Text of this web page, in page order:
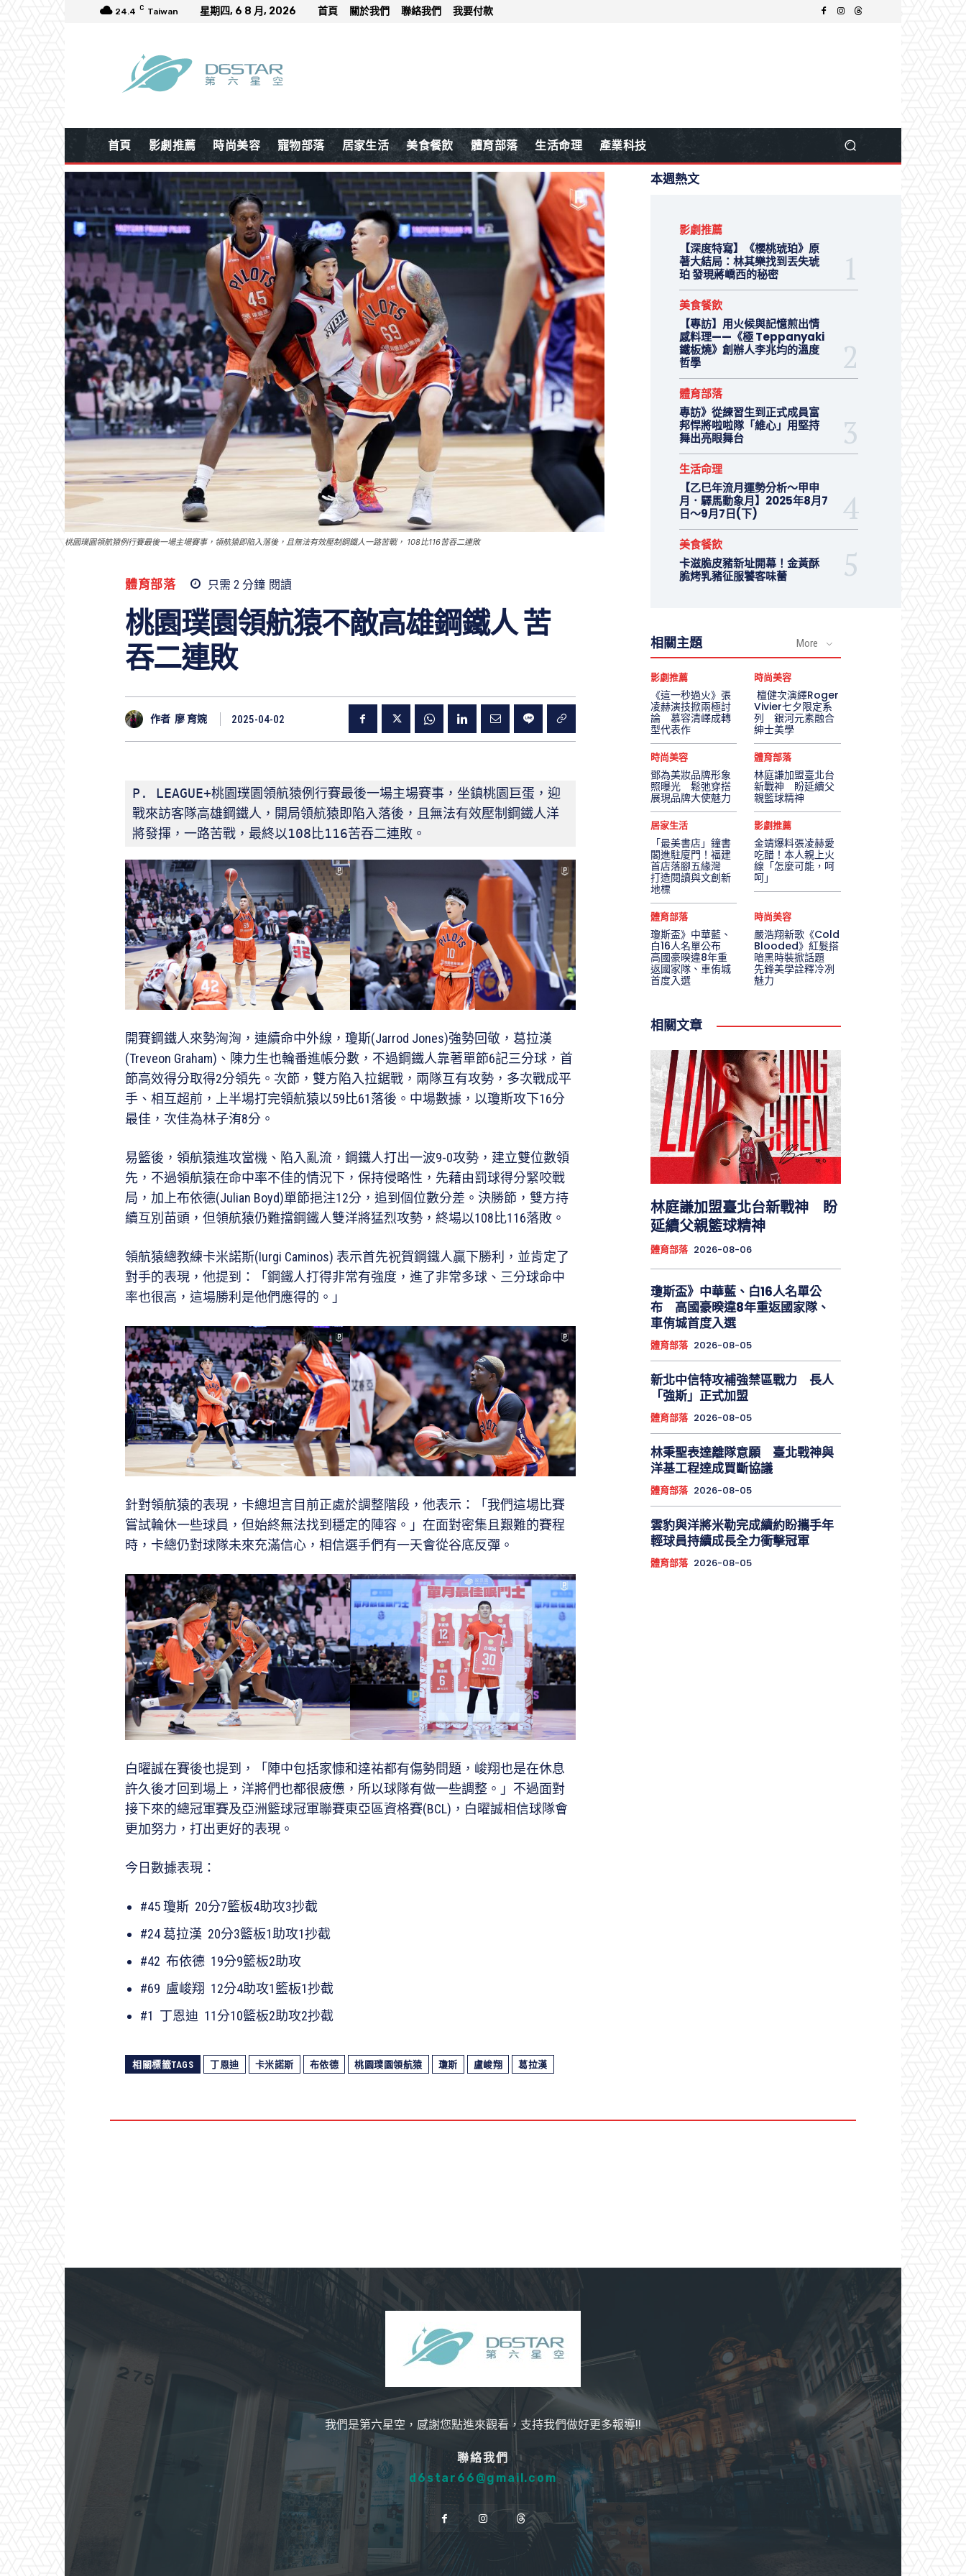
24.4 C Taiwan 星期四, 6 8 月, 2026 首頁 關於我們 聯絡我們 我要付款
首頁 影劇推薦 時尚美容 寵物部落 居家生活 美食餐飲 體育部落 生活命理 產業科技
桃園璞園領航猿例行賽最後一場主場賽事，領航猿即陷入落後，且無法有效壓制鋼鐵人一路苦戰， 108比116苦吞二連敗
體育部落 只需 2 分鐘 閱讀
桃園璞園領航猿不敵高雄鋼鐵人 苦
吞二連敗
作者 廖 育婉 2025-04-02
P. LEAGUE+桃園璞園領航猿例行賽最後一場主場賽事，坐鎮桃園巨蛋，迎
戰來訪客隊高雄鋼鐵人，開局領航猿即陷入落後，且無法有效壓制鋼鐵人洋
將發揮，一路苦戰，最終以108比116苦吞二連敗。
開賽鋼鐵人來勢洶洶，連續命中外線，瓊斯(Jarrod Jones)強勢回敬，葛拉漢
(Treveon Graham)、陳力生也輪番進帳分數，不過鋼鐵人靠著單節6記三分球，首
節高效得分取得2分領先。次節，雙方陷入拉鋸戰，兩隊互有攻勢，多次戰成平
手、相互超前，上半場打完領航猿以59比61落後。中場數據，以瓊斯攻下16分
最佳，次佳為林子洧8分。
易籃後，領航猿進攻當機、陷入亂流，鋼鐵人打出一波9-0攻勢，建立雙位數領
先，不過領航猿在命中率不佳的情況下，保持侵略性，先藉由罰球得分緊咬戰
局，加上布依德(Julian Boyd)單節挹注12分，追到個位數分差。決勝節，雙方持
續互別苗頭，但領航猿仍難擋鋼鐵人雙洋將猛烈攻勢，終場以108比116落敗。
領航猿總教練卡米諾斯(Iurgi Caminos) 表示首先祝賀鋼鐵人贏下勝利，並肯定了
對手的表現，他提到：「鋼鐵人打得非常有強度，進了非常多球、三分球命中
率也很高，這場勝利是他們應得的。」
針對領航猿的表現，卡總坦言目前正處於調整階段，他表示：「我們這場比賽
嘗試輪休一些球員，但始終無法找到穩定的陣容。」在面對密集且艱難的賽程
時，卡總仍對球隊未來充滿信心，相信選手們有一天會從谷底反彈。
白曜誠在賽後也提到，「陣中包括家慷和達祐都有傷勢問題，峻翔也是在休息
許久後才回到場上，洋將們也都很疲憊，所以球隊有做一些調整。」不過面對
接下來的總冠軍賽及亞洲籃球冠軍聯賽東亞區資格賽(BCL)，白曜誠相信球隊會
更加努力，打出更好的表現。
今日數據表現：
#45 瓊斯 20分7籃板4助攻3抄截
#24 葛拉漢 20分3籃板1助攻1抄截
#42 布依德 19分9籃板2助攻
#69 盧峻翔 12分4助攻1籃板1抄截
#1 丁恩迪 11分10籃板2助攻2抄截
相關標籤TAGS 丁恩迪 卡米諾斯 布依德 桃園璞園領航猿 瓊斯 盧峻翔 葛拉漢
本週熱文
影劇推薦
【深度特寫】《櫻桃琥珀》原
著大結局：林其樂找到丟失琥
珀 發現蔣嶠西的秘密
美食餐飲
【專訪】用火候與記憶煎出情
感料理——《極 Teppanyaki
鐵板燒》創辦人李兆均的溫度
哲學
體育部落
專訪》從練習生到正式成員富
邦悍將啦啦隊「維心」用堅持
舞出亮眼舞台
生活命理
【乙巳年流月運勢分析～甲申
月．驛馬動象月】2025年8月7
日～9月7日(下)
美食餐飲
卡滋脆皮豬新址開幕！金黃酥
脆烤乳豬征服饕客味蕾
相關主題 More
影劇推薦
《這一秒過火》張
凌赫演技掀兩極討
論 慕容清嶧成轉
型代表作
時尚美容
檀健次演繹Roger
Vivier七夕限定系
列 銀河元素融合
紳士美學
時尚美容
鄧為美妝品牌形象
照曝光 鬆弛穿搭
展現品牌大使魅力
體育部落
林庭謙加盟臺北台
新戰神 盼延續父
親籃球精神
居家生活
「最美書店」鐘書
閣進駐廈門！福建
首店落腳五緣灣
打造閱讀與文創新
地標
影劇推薦
金靖爆料張凌赫愛
吃醋！本人親上火
線「怎麼可能，呵
呵」
體育部落
瓊斯盃》中華藍、
白16人名單公布
高國豪暌違8年重
返國家隊、車侑城
首度入選
時尚美容
嚴浩翔新歌《Cold
Blooded》紅髮搭
暗黑時裝掀話題
先鋒美學詮釋冷冽
魅力
相關文章
林庭謙加盟臺北台新戰神 盼
延續父親籃球精神
體育部落 2026-08-06
瓊斯盃》中華藍、白16人名單公
布 高國豪暌違8年重返國家隊、
車侑城首度入選
體育部落 2026-08-05
新北中信特攻補強禁區戰力 長人
「強斯」正式加盟
體育部落 2026-08-05
林秉聖表達離隊意願 臺北戰神與
洋基工程達成買斷協議
體育部落 2026-08-05
雲豹與洋將米勒完成續約盼攜手年
輕球員持續成長全力衝擊冠軍
體育部落 2026-08-05
我們是第六星空，感謝您點進來觀看，支持我們做好更多報導!!
聯絡我們
d6star66@gmail.com